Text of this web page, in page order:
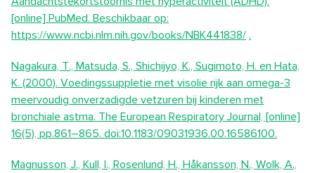
[online] PubMed. Beschikbaar op:
https://www.ncbi.nlm.nih.gov/books/NBK441838/ .
Nagakura, T., Matsuda, S., Shichijyo, K., Sugimoto, H. en Hata,
K. (2000). Voedingssuppletie met visolie rijk aan omega-3
meervoudig onverzadigde vetzuren bij kinderen met
bronchiale astma. The European Respiratory Journal, [online]
16(5), pp.861–865. doi:10.1183/09031936.00.16586100.
Magnusson, J., Kull, I., Rosenlund, H., Håkansson, N., Wolk, A.,